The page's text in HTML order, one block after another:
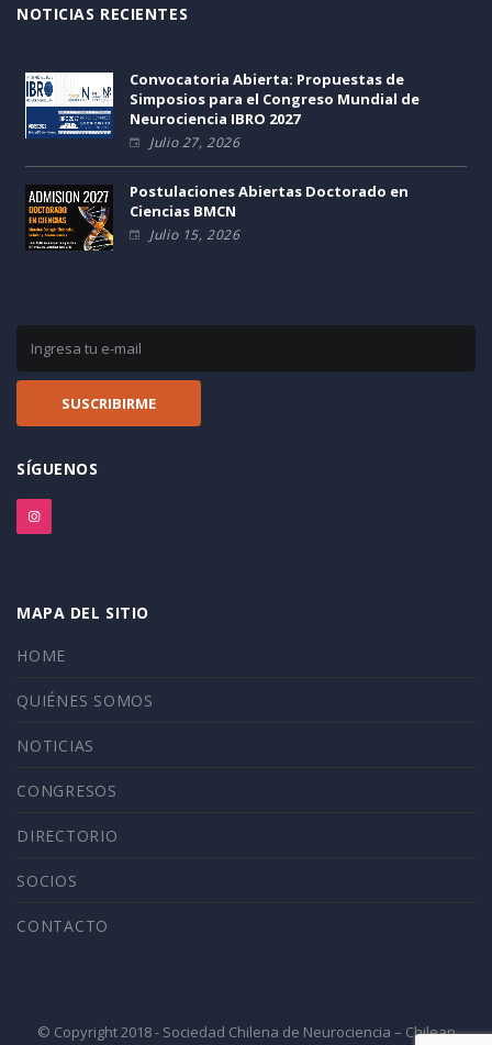
NOTICIAS RECIENTES
Convocatoria Abierta: Propuestas de
Simposios para el Congreso Mundial de
Neurociencia IBRO 2027
Julio 27, 2026
Postulaciones Abiertas Doctorado en
Ciencias BMCN
Julio 15, 2026
SÍGUENOS
MAPA DEL SITIO
HOME
QUIÉNES SOMOS
NOTICIAS
CONGRESOS
DIRECTORIO
SOCIOS
CONTACTO
© Copyright 2018 - Sociedad Chilena de Neurociencia – Chilean